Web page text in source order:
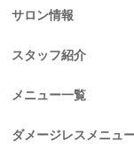
サロン情報
スタッフ紹介
メニュー一覧
ダメージレスメニュ